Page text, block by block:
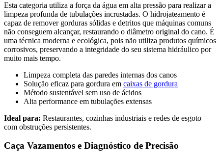
Esta categoria utiliza a força da água em alta pressão para realizar a
limpeza profunda de tubulações incrustadas. O hidrojateamento é
capaz de remover gorduras sólidas e detritos que máquinas comuns
não conseguem alcançar, restaurando o diâmetro original do cano. É
uma técnica moderna e ecológica, pois não utiliza produtos químicos
corrosivos, preservando a integridade do seu sistema hidráulico por
muito mais tempo.
Limpeza completa das paredes internas dos canos
Solução eficaz para gordura em caixas de gordura
Método sustentável sem uso de ácidos
Alta performance em tubulações extensas
Ideal para: Restaurantes, cozinhas industriais e redes de esgoto
com obstruções persistentes.
Caça Vazamentos e Diagnóstico de Precisão